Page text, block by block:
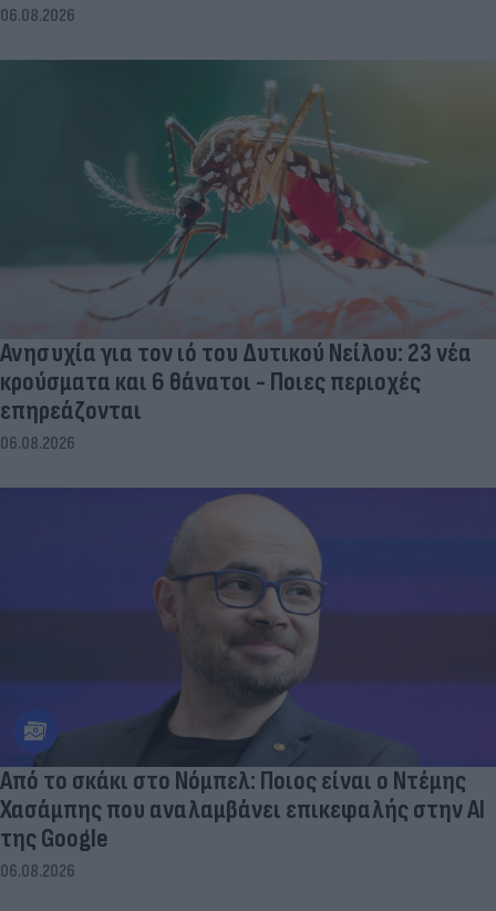
06.08.2026
Ανησυχία για τον ιό του Δυτικού Νείλου: 23 νέα
κρούσματα και 6 θάνατοι - Ποιες περιοχές
επηρεάζονται
06.08.2026
Από το σκάκι στο Νόμπελ: Ποιος είναι ο Ντέμης
Χασάμπης που αναλαμβάνει επικεφαλής στην ΑΙ
της Google
06.08.2026